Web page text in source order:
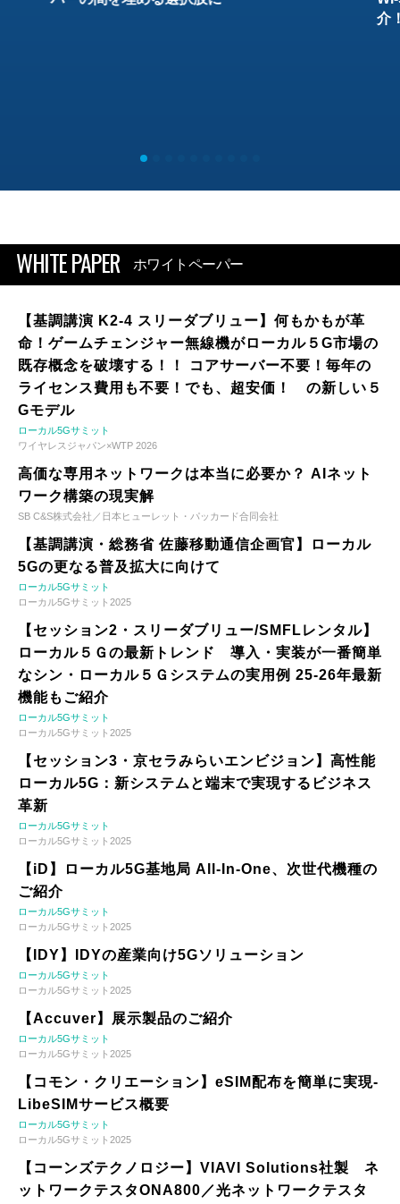
介
WHITE PAPER ホワイトペーパー
【基調講演 K2-4 スリーダブリュー】何もかもが革
命！ゲームチェンジャー無線機がローカル５G市場の
既存概念を破壊する！！ コアサーバー不要！毎年の
ライセンス費用も不要！でも、超安価！ の新しい５
Gモデル
ローカル5Gサミット
ワイヤレスジャパン×WTP 2026
高価な専用ネットワークは本当に必要か？ AIネット
ワーク構築の現実解
SB C&S株式会社／日本ヒューレット・パッカード合同会社
【基調講演・総務省 佐藤移動通信企画官】ローカル
5Gの更なる普及拡大に向けて
ローカル5Gサミット
ローカル5Gサミット2025
【セッション2・スリーダブリュー/SMFLレンタル】
ローカル５Ｇの最新トレンド 導入・実装が一番簡単
なシン・ローカル５Ｇシステムの実用例 25-26年最新
機能もご紹介
ローカル5Gサミット
ローカル5Gサミット2025
【セッション3・京セラみらいエンビジョン】高性能
ローカル5G：新システムと端末で実現するビジネス
革新
ローカル5Gサミット
ローカル5Gサミット2025
【iD】ローカル5G基地局 All-In-One、次世代機種の
ご紹介
ローカル5Gサミット
ローカル5Gサミット2025
【IDY】IDYの産業向け5Gソリューション
ローカル5Gサミット
ローカル5Gサミット2025
【Accuver】展示製品のご紹介
ローカル5Gサミット
ローカル5Gサミット2025
【コモン・クリエーション】eSIM配布を簡単に実現-
LibeSIMサービス概要
ローカル5Gサミット
ローカル5Gサミット2025
【コーンズテクノロジー】VIAVI Solutions社製 ネ
ットワークテスタONA800／光ネットワークテスタ